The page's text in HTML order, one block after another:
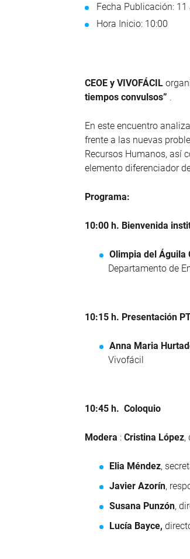
Fecha Publicación:
Hora Inicio: 10:00
CEOE y VIVOFÁCIL
tiempos convulsos” .
En este encuentro
frente a las nuevas
Recursos Humanos, así
elemento diferenciador
Programa:
10:00 h. Bienvenida
Olimpia del Águila
Departamento de
10:15 h. Presentación
Anna Maria
Vivofácil
10:45 h. Coloquio
Modera : Cristina López,
Elia Méndez,
Javier Azorín,
Susana Punzón,
Lucía Bayce,